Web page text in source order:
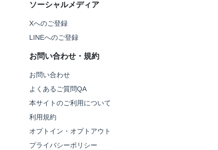
ソーシャルメディア
Xへのご登録
LINEへのご登録
お問い合わせ・規約
お問い合わせ
よくあるご質問QA
本サイトのご利用について
利用規約
オプトイン・オプトアウト
プライバシーポリシー